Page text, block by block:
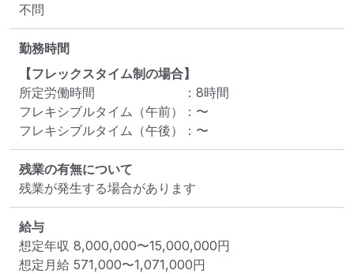
不問
勤務時間
【フレックスタイム制の場合】
所定労働時間
： 8時間
フレキシブルタイム（午前）
： 〜
フレキシブルタイム（午後）
： 〜
残業の有無について
残業が発生する場合があります
給与
想定年収 8,000,000〜15,000,000円
想定月給 571,000〜1,071,000円